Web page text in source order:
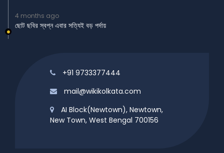
4 months ago
ছোট ছবির স্বপ্ন এবার সত্যিই বড় পর্দায়
+91 9733377444
mail@wikikolkata.com
AI Block(Newtown), Newtown,
New Town, West Bengal 700156